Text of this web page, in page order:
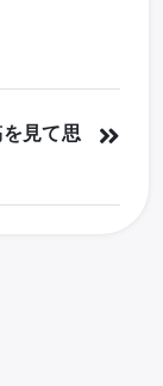
見て思